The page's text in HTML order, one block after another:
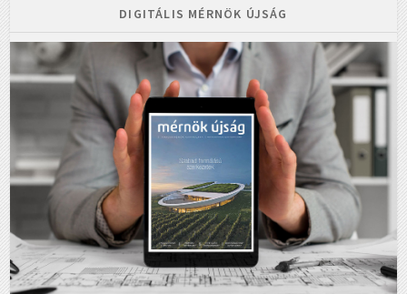
DIGITÁLIS MÉRNÖK ÚJSÁG